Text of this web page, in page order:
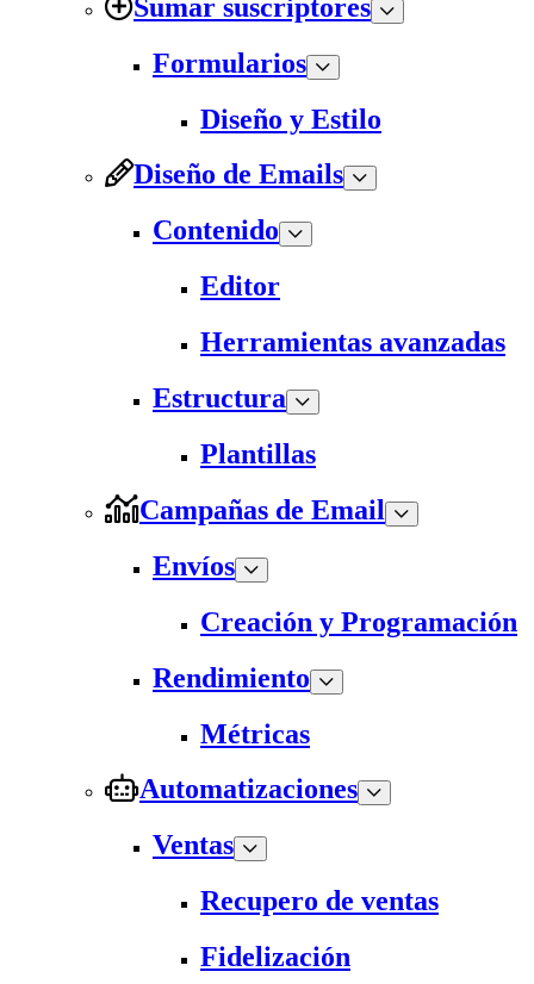
Sumar suscriptores
Formularios
Diseño y Estilo
Diseño de Emails
Contenido
Editor
Herramientas avanzadas
Estructura
Plantillas
Campañas de Email
Envíos
Creación y Programación
Rendimiento
Métricas
Automatizaciones
Ventas
Recupero de ventas
Fidelización